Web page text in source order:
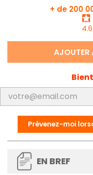
+ de 200
AJOUTER
Prévenez-moi
EN BREF